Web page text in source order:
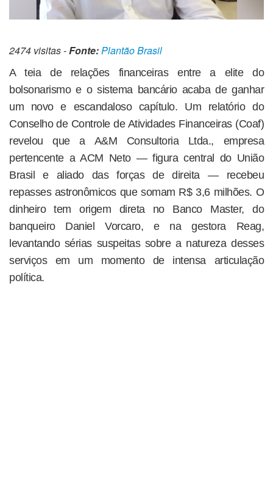
2474 visitas -Fonte:Plantão Brasil
A teia de relações financeiras entre a elite do
bolsonarismo e o sistema bancário acaba de ganhar
um novo e escandaloso capítulo. Um relatório do
Conselho de Controle de Atividades Financeiras (Coaf)
revelou que a A&M Consultoria Ltda., empresa
pertencente a ACM Neto — figura central do União
Brasil e aliado das forças de direita — recebeu
repasses astronômicos que somam R$ 3,6 milhões. O
dinheiro tem origem direta no Banco Master, do
banqueiro Daniel Vorcaro, e na gestora Reag,
levantando sérias suspeitas sobre a natureza desses
serviços em um momento de intensa articulação
política.